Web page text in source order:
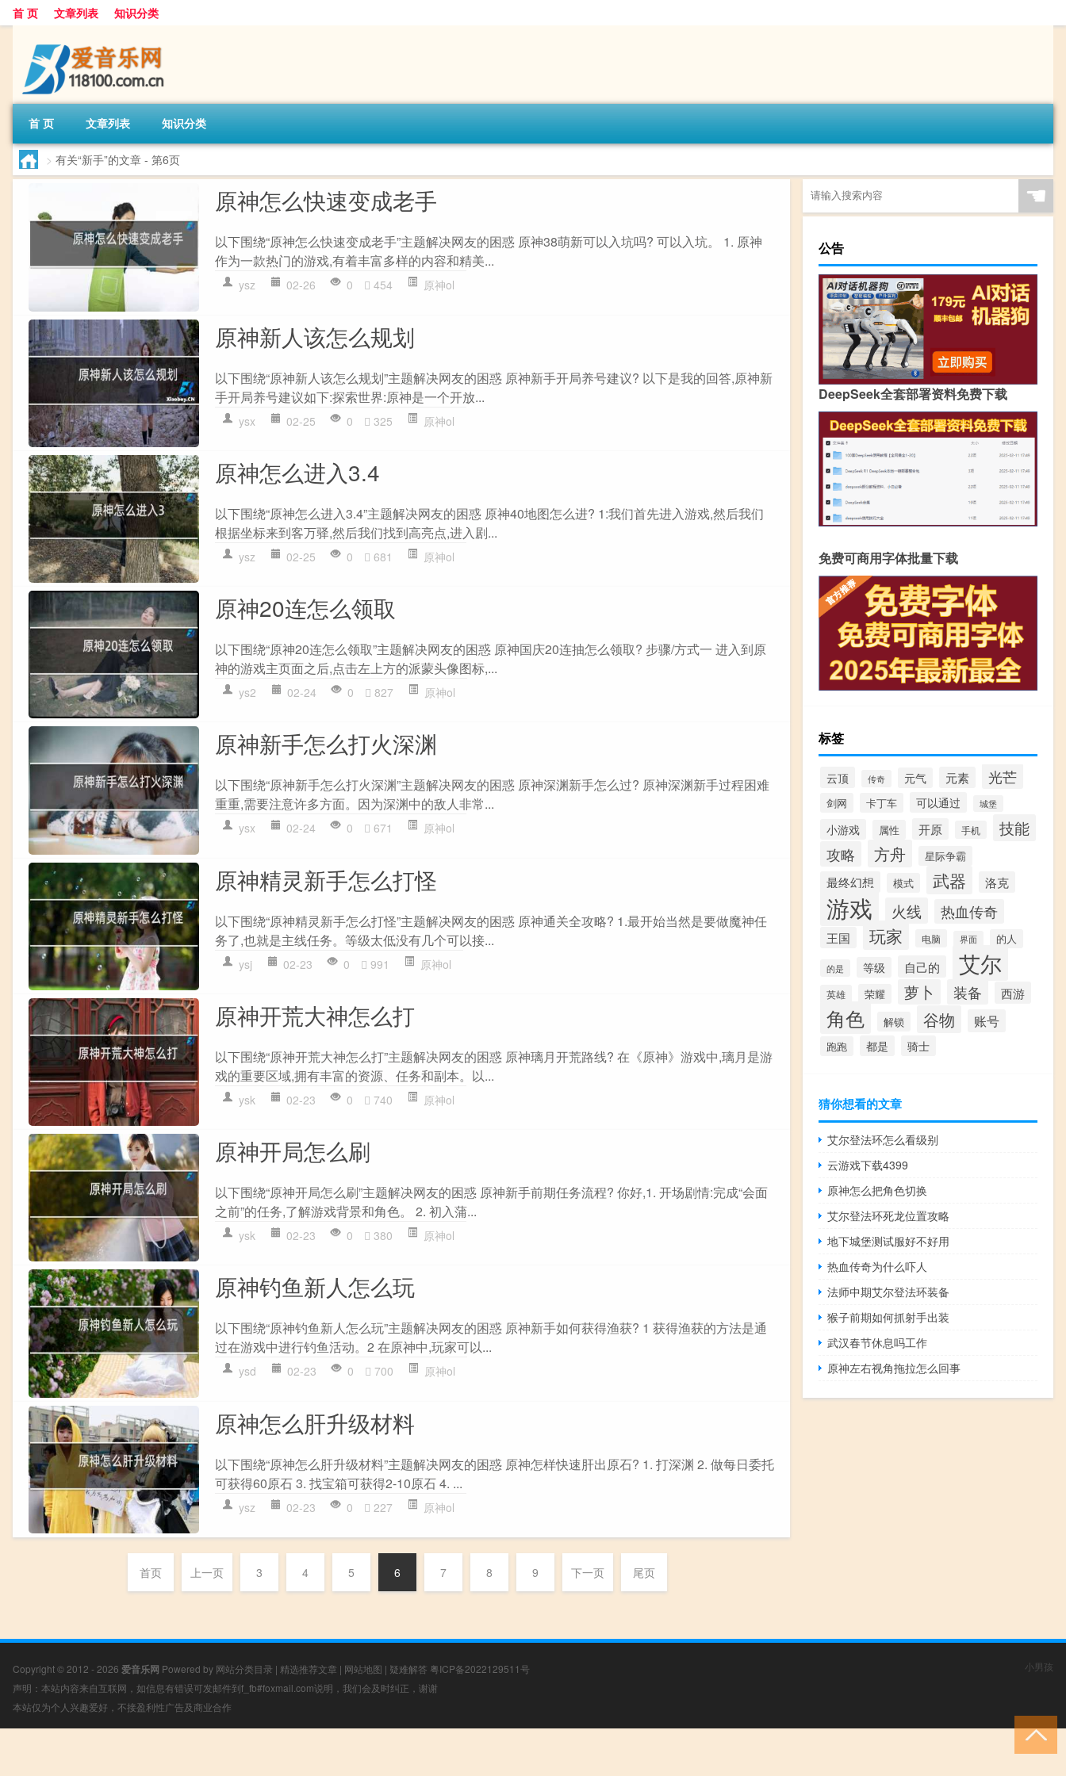
首 页 文章列表 知识分类
首 页 文章列表 知识分类
> 有关“新手”的文章 - 第6页
原神怎么快速变成老手
以下围绕“原神怎么快速变成老手”主题解决网友的困惑 原神38萌新可以入坑吗? 可以入坑。 1. 原神
作为一款热门的游戏,有着丰富多样的内容和精美...
ysz 02-26 0 454 原神ol
原神新人该怎么规划
以下围绕“原神新人该怎么规划”主题解决网友的困惑 原神新手开局养号建议? 以下是我的回答,原神新
手开局养号建议如下:探索世界:原神是一个开放...
ysx 02-25 0 325 原神ol
原神怎么进入3.4
以下围绕“原神怎么进入3.4”主题解决网友的困惑 原神40地图怎么进? 1:我们首先进入游戏,然后我们
根据坐标来到客万驿,然后我们找到高亮点,进入剧...
ysz 02-25 0 681 原神ol
原神20连怎么领取
以下围绕“原神20连怎么领取”主题解决网友的困惑 原神国庆20连抽怎么领取? 步骤/方式一 进入到原
神的游戏主页面之后,点击左上方的派蒙头像图标,...
ys2 02-24 0 827 原神ol
原神新手怎么打火深渊
以下围绕“原神新手怎么打火深渊”主题解决网友的困惑 原神深渊新手怎么过? 原神深渊新手过程困难
重重,需要注意许多方面。因为深渊中的敌人非常...
ysx 02-24 0 671 原神ol
原神精灵新手怎么打怪
以下围绕“原神精灵新手怎么打怪”主题解决网友的困惑 原神通关全攻略? 1.最开始当然是要做魔神任
务了,也就是主线任务。等级太低没有几个可以接...
ysj 02-23 0 991 原神ol
原神开荒大神怎么打
以下围绕“原神开荒大神怎么打”主题解决网友的困惑 原神璃月开荒路线? 在《原神》游戏中,璃月是游
戏的重要区域,拥有丰富的资源、任务和副本。以...
ysk 02-23 0 740 原神ol
原神开局怎么刷
以下围绕“原神开局怎么刷”主题解决网友的困惑 原神新手前期任务流程? 你好,1. 开场剧情:完成“会面
之前”的任务,了解游戏背景和角色。 2. 初入蒲...
ysk 02-23 0 380 原神ol
原神钓鱼新人怎么玩
以下围绕“原神钓鱼新人怎么玩”主题解决网友的困惑 原神新手如何获得渔获? 1 获得渔获的方法是通
过在游戏中进行钓鱼活动。2 在原神中,玩家可以...
ysd 02-23 0 700 原神ol
原神怎么肝升级材料
以下围绕“原神怎么肝升级材料”主题解决网友的困惑 原神怎样快速肝出原石? 1. 打深渊 2. 做每日委托
可获得60原石 3. 找宝箱可获得2-10原石 4. ...
ysz 02-23 0 227 原神ol
首页 上一页 3 4 5 6 7 8 9 下一页 尾页
☚
公告
DeepSeek全套部署资料免费下载
免费可商用字体批量下载
标签
云顶 传奇 元气 元素 光芒
剑网 卡丁车 可以通过 城堡
小游戏 属性 开原 手机 技能
攻略 方舟 星际争霸
最终幻想 模式 武器 洛克
游戏 火线 热血传奇
王国 玩家 电脑 界面 的人
的是 等级 自己的 艾尔
英雄 荣耀 萝卜 装备 西游
角色 解锁 谷物 账号
跑跑 都是 骑士
猜你想看的文章
艾尔登法环怎么看级别
云游戏下载4399
原神怎么把角色切换
艾尔登法环死龙位置攻略
地下城堡测试服好不好用
热血传奇为什么吓人
法师中期艾尔登法环装备
猴子前期如何抓射手出装
武汉春节休息吗工作
原神左右视角拖拉怎么回事
Copyright © 2012 - 2026 爱音乐网 Powered by 网站分类目录 | 精选推荐文章 | 网站地图 | 疑难解答 粤ICP备2022129511号
声明：本站内容来自互联网，如信息有错误可发邮件到f_fb#foxmail.com说明，我们会及时纠正，谢谢
本站仅为个人兴趣爱好，不接盈利性广告及商业合作
小男孩